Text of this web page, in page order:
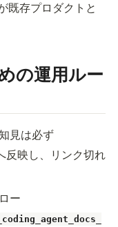
既存プロダクトと
の運用ルー
見は必ず
反映し、リンク切れ
ー